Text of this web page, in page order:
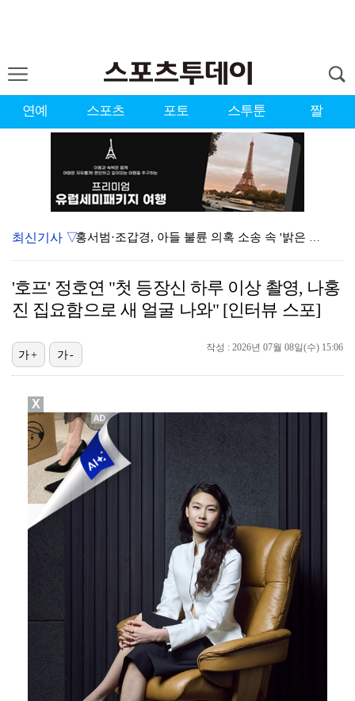
연예 스포츠 포토 스투툰 짤
홍서범·조갑경, 아들 불륜 의혹 소송 속 '밝은 근황'…
[ST포토] 문정민, 힘찬 티샷
'조폭 연루설 부인' 조세호, 8개월 만에 SNS 업로…
[ST포토] 고지우, 신중한 퍼팅
[ST포토] 문정민, 자신감 가득
최신기사 ▽
'호프' 정호연 "첫 등장신 하루 이상 촬영, 나홍
진 집요함으로 새 얼굴 나와" [인터뷰 스포]
작성 : 2026년 07월 08일(수) 15:06
가+ 가-
X